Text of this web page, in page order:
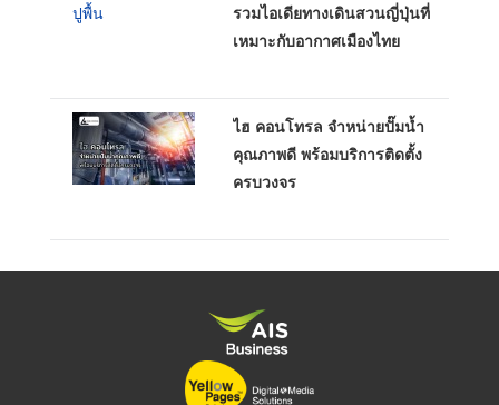
รวมไอเดียทางเดินสวนญี่ปุ่นที่
เหมาะกับอากาศเมืองไทย
ไฮ คอนโทรล จำหน่ายปั๊มน้ำ
คุณภาพดี พร้อมบริการติดตั้ง
ครบวงจร